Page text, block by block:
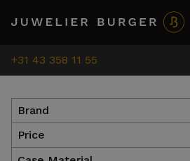
+31 43 358 11 55
Brand
Price